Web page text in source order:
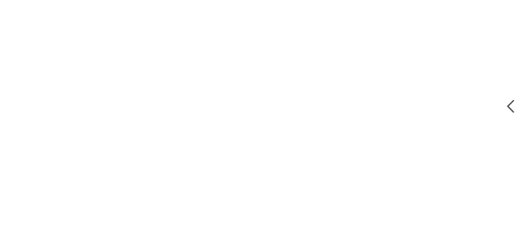
국가검진 항목에 없는